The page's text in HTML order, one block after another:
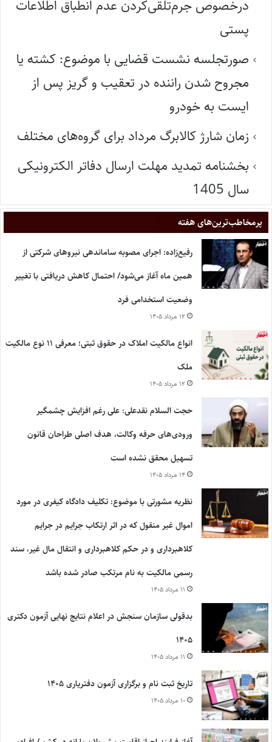
درخصوص جرم‌تلقی‌کردن عدم انطباق اطلاعات
پستی
صورتجلسه نشست قضایی با موضوع: کشته یا
مجروح شدن راننده در تعقیب و گریز پس از
ایست به خودرو
زمان شارژ کالابرگ مرداد برای گروه‌های مختلف
بخشنامه تمدید مهلت ارسال دفاتر الکترونیکی
سال 1405
پر‌مخاطب‌ترین‌های هفته
رفیع‌زاده: اجرای مصوبه ساماندهی نیروهای شرکتی از
همین ماه آغاز می‌شود/ احتمال کاهش دریافتی با تغییر
وضعیت استخدامی فرد
۱۲ مرداد ۱۴۰۵
انواع مالکیت املاک در حقوق ثبتی؛ معرفی ۱۱ نوع مالکیت
ملک
۱۲ مرداد ۱۴۰۵
حجت السلام نقدعلی: علی رغم افزایش چشمگیر
ورودی‌های حرفه وکالت، هدف اصلی طراحان قانون
تسهیل محقق نشده است
۱۴ مرداد ۱۴۰۵
نظریه مشورتی با موضوع: تکلیف دادگاه کیفری در مورد
اموال غیر منقول که در اثر ارتکاب جرایم در جرایم
کلاهبرداری و در حکم کلاهبرداری و انتقال مال غیر، سند
رسمی مالکیت به نام مرتکب صادر شده باشد
۱۱ مرداد ۱۴۰۵
بدقولی سازمان سنجش در اعلام نتایج نهایی آزمون دکتری
۱۴۰۵
۱۱ مرداد ۱۴۰۵
تاریخ ثبت نام و برگزاری آزمون دفتریاری ۱۴۰۵
۱۰ مرداد ۱۴۰۵